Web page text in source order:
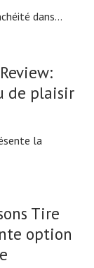
dans...
de plaisir
la
Tire
option